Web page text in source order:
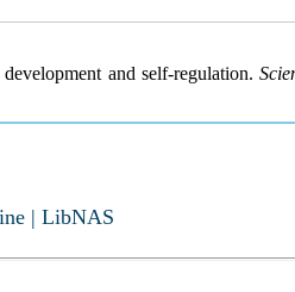
and self-regulation.
| LibNAS